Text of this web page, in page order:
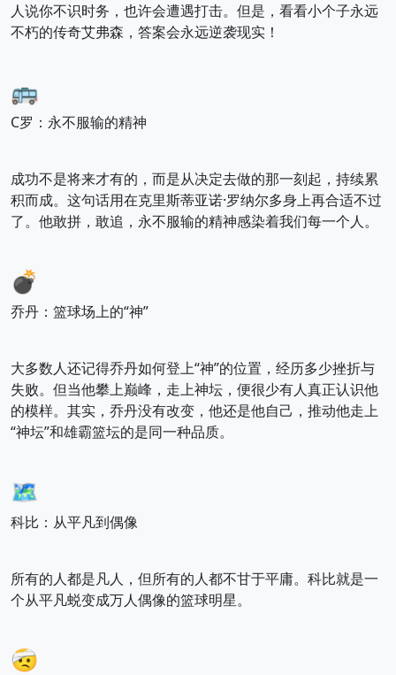
人说你不识时务，也许会遭遇打击。但是，看看小个子永远
不朽的传奇艾弗森，答案会永远逆袭现实！
🚌
C罗：永不服输的精神
成功不是将来才有的，而是从决定去做的那一刻起，持续累
积而成。这句话用在克里斯蒂亚诺·罗纳尔多身上再合适不过
了。他敢拼，敢追，永不服输的精神感染着我们每一个人。
💣
乔丹：篮球场上的“神”
大多数人还记得乔丹如何登上“神”的位置，经历多少挫折与
失败。但当他攀上巅峰，走上神坛，便很少有人真正认识他
的模样。其实，乔丹没有改变，他还是他自己，推动他走上
“神坛”和雄霸篮坛的是同一种品质。
🗺️
科比：从平凡到偶像
所有的人都是凡人，但所有的人都不甘于平庸。科比就是一
个从平凡蜕变成万人偶像的篮球明星。
🤕